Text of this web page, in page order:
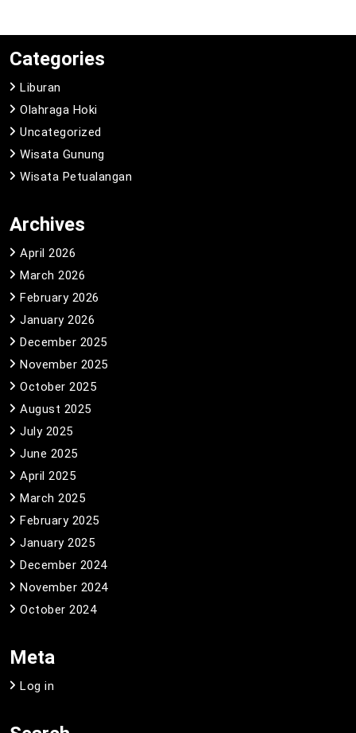
Categories
Liburan
Olahraga Hoki
Uncategorized
Wisata Gunung
Wisata Petualangan
Archives
April 2026
March 2026
February 2026
January 2026
December 2025
November 2025
October 2025
August 2025
July 2025
June 2025
April 2025
March 2025
February 2025
January 2025
December 2024
November 2024
October 2024
Meta
Log in